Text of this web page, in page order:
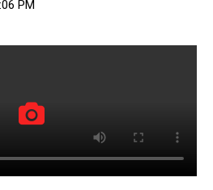
PM